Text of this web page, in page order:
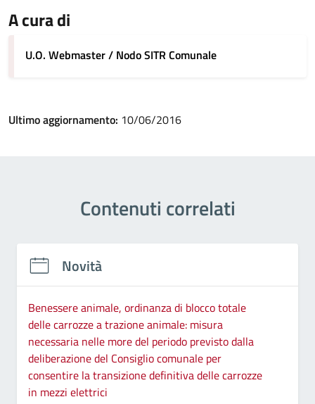
A cura di
U.O. Webmaster / Nodo SITR Comunale
Ultimo aggiornamento: 10/06/2016
Contenuti correlati
Novità
Benessere animale, ordinanza di blocco totale
delle carrozze a trazione animale: misura
necessaria nelle more del periodo previsto dalla
deliberazione del Consiglio comunale per
consentire la transizione definitiva delle carrozze
in mezzi elettrici